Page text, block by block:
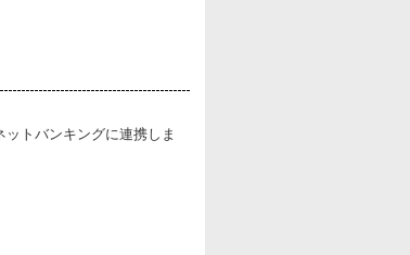
トバンキングに連携しま